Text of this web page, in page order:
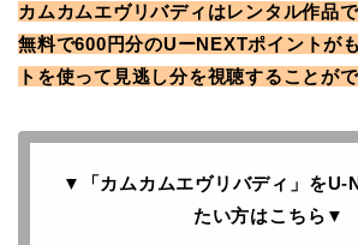
カムカムエヴリバディはレンタル作品で
無料で600円分のUーNEXTポイントが
トを使って見逃し分を視聴することが
▼「カムカムエヴリバディ」をU-
たい方はこちら ▼